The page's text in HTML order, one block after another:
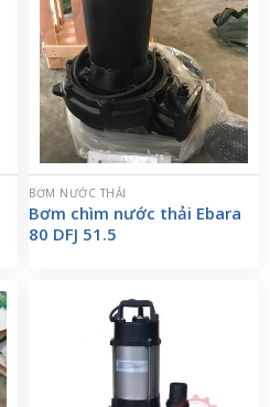
BƠM NƯỚC THẢI
Bơm chìm nước thải Ebara
80 DFJ 51.5